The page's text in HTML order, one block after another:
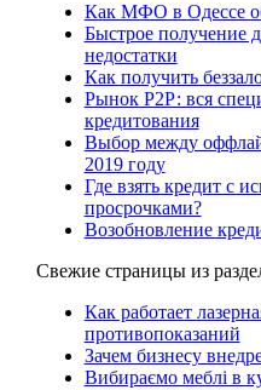
Как МФО в Одессе
Быстрое получение
недостатки
Как получить
Рынок Р2Р: вся
кредитования
Выбор между
2019 году
Где взять кредит с
просрочками?
Возобновление
Свежие страницы из
Как работает
противопоказаний
Зачем бизнесу
Вибираємо меблі в